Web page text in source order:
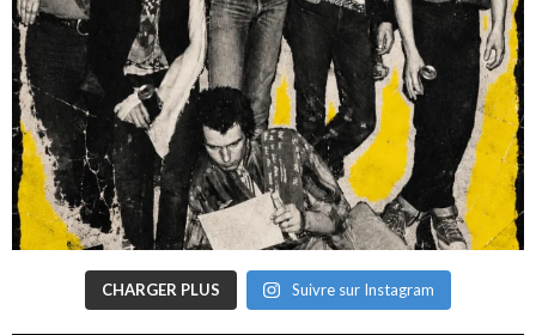
CHARGER PLUS Suivre sur Instagram